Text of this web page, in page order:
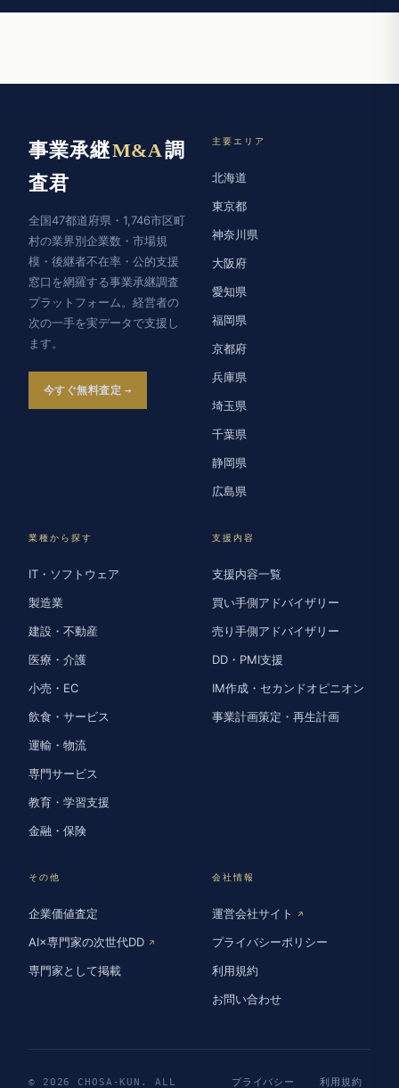
事業承継M&A調
査君
全国47都道府県・1,746市区町
村の業界別企業数・市場規
模・後継者不在率・公的支援
窓口を網羅する事業承継調査
プラットフォーム。経営者の
次の一手を実データで支援し
ます。
今すぐ無料査定
主要エリア
北海道
東京都
神奈川県
大阪府
愛知県
福岡県
京都府
兵庫県
埼玉県
千葉県
静岡県
広島県
業種から探す
IT・ソフトウェア
製造業
建設・不動産
医療・介護
小売・EC
飲食・サービス
運輸・物流
専門サービス
教育・学習支援
金融・保険
支援内容
支援内容一覧
買い手側アドバイザリー
売り手側アドバイザリー
DD・PMI支援
IM作成・セカンドオピニオン
事業計画策定・再生計画
その他
企業価値査定
AI×専門家の次世代DD ↗
専門家として掲載
会社情報
運営会社サイト ↗
プライバシーポリシー
利用規約
お問い合わせ
© 2026 CHOSA-KUN. ALL プライバシー 利用規約